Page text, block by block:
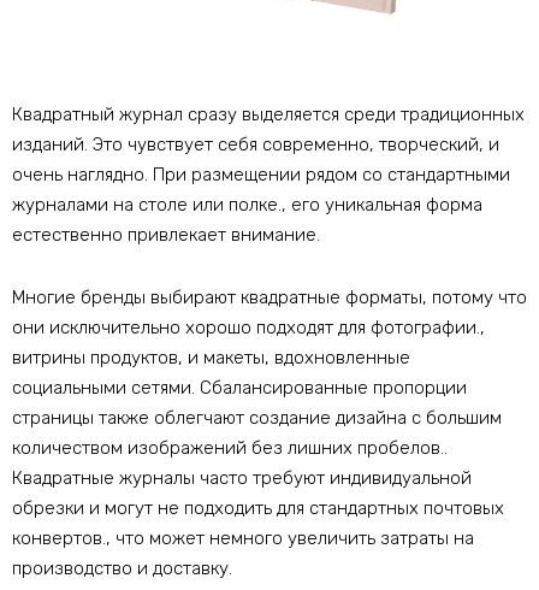
Квадратный журнал сразу выделяется среди традиционных
изданий. Это чувствует себя современно, творческий, и
очень наглядно. При размещении рядом со стандартными
журналами на столе или полке., его уникальная форма
естественно привлекает внимание.
Многие бренды выбирают квадратные форматы, потому что
они исключительно хорошо подходят для фотографии.,
витрины продуктов, и макеты, вдохновленные
социальными сетями. Сбалансированные пропорции
страницы также облегчают создание дизайна с большим
количеством изображений без лишних пробелов..
Квадратные журналы часто требуют индивидуальной
обрезки и могут не подходить для стандартных почтовых
конвертов., что может немного увеличить затраты на
производство и доставку.